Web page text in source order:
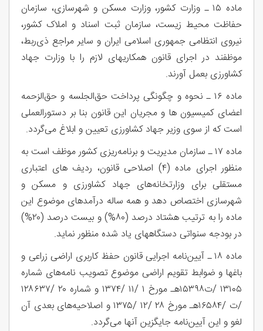
ماده ۱۵ ـ وزارت کشور، وزارت مسکن و شهرسازی، سازمان
حفاظت محیط زیست، سازمان ثبت اسناد و املاک کشور،
نیروی انتظامی جمهوری اسلامی ‌ایران و سایر مراجع ذی‌ربط،
موظفند در اجرای قانون همکاریهای لازم را با وزارت جهاد
کشاورزی بعمل آورند.
ماده ۱۶ ـ نحوه و چگونگی پرداخت حق‌الجلسه و حق‌الزحمه
اعضای کمیسیون ها و مجریان این قانون بنا بر دستورالعملی
است که از سوی وزیر جهاد کشاورزی تعیین و ابلاغ می‌گردد.
ماده ۱۷ ـ سازمان مدیریت و برنامه‌ریزی کشور موظف است به
منظور اجرای ماده (۴) اصلاحی قانون، ردیف های اعتباری
مستقلی برای وزارتخانه‌های جهاد کشاورزی و مسکن و
شهرسازی اختصاص دهد و همه ساله درآمدهای موضوع این
ماده را به ترتیب هشتاد درصد (۸۰%) و بیست درصد (۲۰%)
در بودجه سنواتی دستگاههای یاد شده منظور نماید.
ماده ۱۸ ـ آیین‌نامه اجرایی قانون حفظ کاربری اراضی زراعی و
باغها و ضوابط تقویم اراضی موضوع تصویب نامه‌های شماره
۱۳۱۰۵ /ت۱۵۳۹۸هـ مورخ ۱ /۱۱ /۱۳۷۴ و شماره ۲۰ /۱۲۸۶۳۷
/ت /۱۶۵۸۴هـ مورخ ۲۸ /۱۲ /۱۳۷۵ و اصلاحیه‌های بعدی آن
لغو و این آیین‌نامه جایگزین آنها می‌گردد.